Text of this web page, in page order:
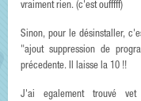
vraiment rien. (c'est oufffff)
Sinon, pour le désinstaller,
"ajout suppression de
précedente. Il laisse la 10 !!
J'ai egalement trouvé